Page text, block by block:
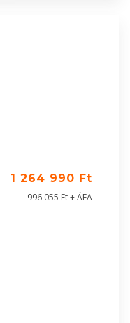
1 264 990 Ft
996 055 Ft + ÁFA